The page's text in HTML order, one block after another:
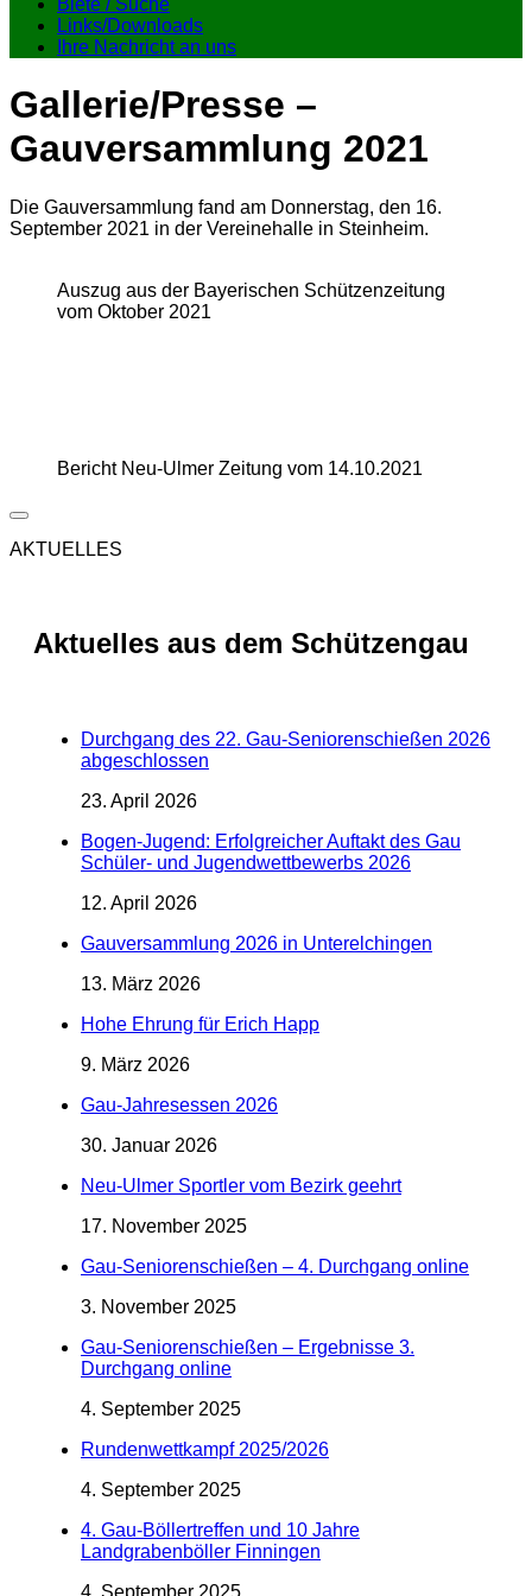
Biete / Suche
Links/Downloads
Ihre Nachricht an uns
Gallerie/Presse –
Gauversammlung 2021
Die Gauversammlung fand am Donnerstag, den 16.
September 2021 in der Vereinehalle in Steinheim.
Auszug aus der Bayerischen Schützenzeitung
vom Oktober 2021
Bericht Neu-Ulmer Zeitung vom 14.10.2021
AKTUELLES
Aktuelles aus dem Schützengau
Durchgang des 22. Gau-Seniorenschießen 2026
abgeschlossen
23. April 2026
Bogen-Jugend: Erfolgreicher Auftakt des Gau
Schüler- und Jugendwettbewerbs 2026
12. April 2026
Gauversammlung 2026 in Unterelchingen
13. März 2026
Hohe Ehrung für Erich Happ
9. März 2026
Gau-Jahresessen 2026
30. Januar 2026
Neu-Ulmer Sportler vom Bezirk geehrt
17. November 2025
Gau-Seniorenschießen – 4. Durchgang online
3. November 2025
Gau-Seniorenschießen – Ergebnisse 3.
Durchgang online
4. September 2025
Rundenwettkampf 2025/2026
4. September 2025
4. Gau-Böllertreffen und 10 Jahre
Landgrabenböller Finningen